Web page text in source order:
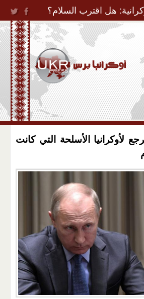
Jump to Navigation
هل اقترب السلام؟
لأوكرانيا الأسلحة التي كانت